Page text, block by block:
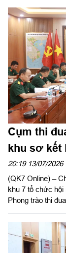
ủy Cục Hậu cần
Quân khu dự,
Cụm thi
khu sơ kết
thắng 6
20:19 13/07/2026
(QK7 Online) –
khu 7 tổ chức
Phong trào thi
nhiệm Chính trị